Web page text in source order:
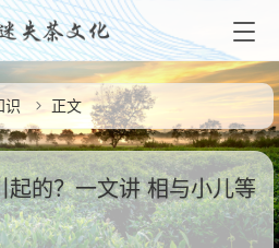
识 正文
起的？一文讲 相与小儿等